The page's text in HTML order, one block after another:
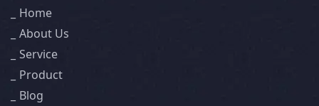
Home
About Us
Service
Product
Blog